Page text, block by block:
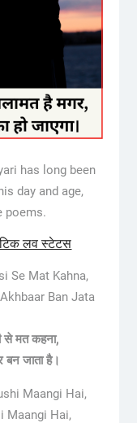
has long been
day and age,
poems.
लव स्टेटस
Se Mat Kahna,
Ban Jata
से मत कहना,
बन जाता है।
Maangi Hai,
Maangi Hai,